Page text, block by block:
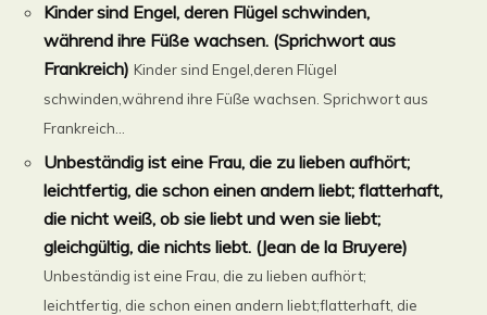
Kinder sind Engel, deren Flügel schwinden,
während ihre Füße wachsen. (Sprichwort aus
Frankreich) Kinder sind Engel,deren Flügel
schwinden,während ihre Füße wachsen. Sprichwort aus
Frankreich...
Unbeständig ist eine Frau, die zu lieben aufhört;
leichtfertig, die schon einen andern liebt; flatterhaft,
die nicht weiß, ob sie liebt und wen sie liebt;
gleichgültig, die nichts liebt. (Jean de la Bruyere)
Unbeständig ist eine Frau, die zu lieben aufhört;
leichtfertig, die schon einen andern liebt;flatterhaft, die